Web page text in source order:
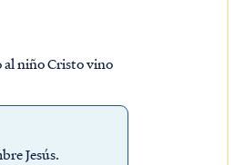
al niño Cristo vino
Jesús.